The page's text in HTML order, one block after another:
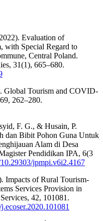
Evaluation of
with Special Regard to
Central Poland.
31(1), 665–680.
Global Tourism and COVID-
262–280.
F. G., & Husain, P.
dan Bibit Pohon Guna Untuk
Alam di Desa
Pendidikan IPA, 6(3
jpmpi.v6i2.4167
Impacts of Rural Tourism-
Services Provision in
42, 101081.